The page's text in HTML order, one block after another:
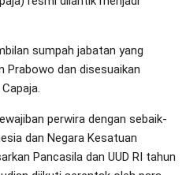
sumpah jabatan yang
Prabowo dan disesuaikan
perwira dengan sebaik-
dan Negara Kesatuan
Pancasila dan UUD RI tahun